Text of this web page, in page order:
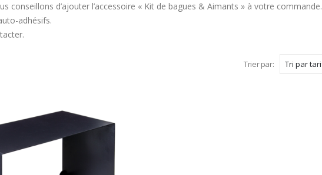
conseillons d’ajouter l’accessoire « Kit de bagues & Aimants » à votre commande.
adhésifs.
Trier par: